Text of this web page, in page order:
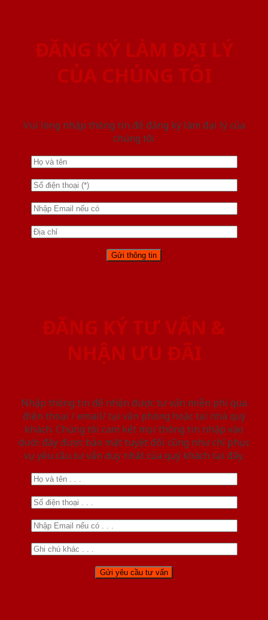
ĐĂNG KÝ LÀM ĐẠI LÝ
CỦA CHÚNG TÔI
Vui lòng nhập thông tin để đăng ký làm đại lý của
chúng tôi
ĐĂNG KÝ TƯ VẤN &
NHẬN ƯU ĐÃI
Nhập thông tin để nhận được tư vấn miễn phí qua
điện thoại / email/ tại văn phòng hoặc tại nhà quý
khách. Chúng tôi cam kết mọi thông tin nhập vào
dưới đây được bảo mật tuyệt đối cũng như chỉ phục
vụ yêu cầu tư vấn duy nhất của quý khách tại đây.